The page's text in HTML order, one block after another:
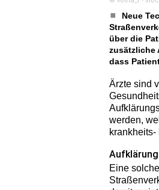
Neue
über die
zusätzliche
dass
Ärzte sind
werden,
Eine